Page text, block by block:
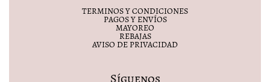
TERMINOS Y CONDICIONES
PAGOS Y ENVÍOS
MAYOREO
REBAJAS
AVISO DE PRIVACIDAD